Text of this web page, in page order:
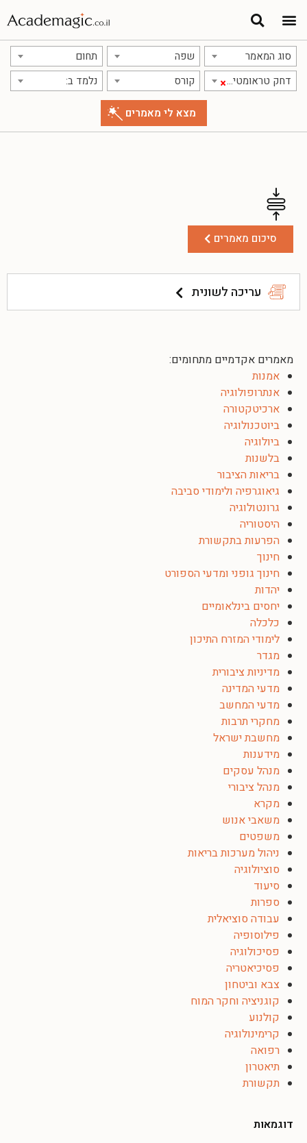
סוג המאמר שפה תחום
×דחק טראומטי מתמשך קורס נלמד ב:
סיכום מאמרים
עריכה לשונית
מאמרים אקדמיים מתחומים:
אמנות
אנתרופולוגיה
ארכיטקטורה
ביוטכנולוגיה
ביולוגיה
בלשנות
בריאות הציבור
גיאוגרפיה ולימודי סביבה
גרונטולוגיה
היסטוריה
הפרעות בתקשורת
חינוך
חינוך גופני ומדעי הספורט
יהדות
יחסים בינלאומיים
כלכלה
לימודי המזרח התיכון
מגדר
מדיניות ציבורית
מדעי המדינה
מדעי המחשב
מחקרי תרבות
מחשבת ישראל
מידענות
מנהל עסקים
מנהל ציבורי
מקרא
משאבי אנוש
משפטים
ניהול מערכות בריאות
סוציולוגיה
סיעוד
ספרות
עבודה סוציאלית
פילוסופיה
פסיכולוגיה
פסיכיאטריה
צבא וביטחון
קוגניציה וחקר המוח
קולנוע
קרימינולוגיה
רפואה
תיאטרון
תקשורת
דוגמאות